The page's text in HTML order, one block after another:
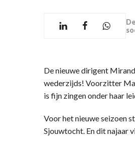
De nieuwe dirigent
wederzijds! Voorzitter
is fijn zingen onder haar
Voor het nieuwe seizoen
Sjouwtocht. En dit najaar